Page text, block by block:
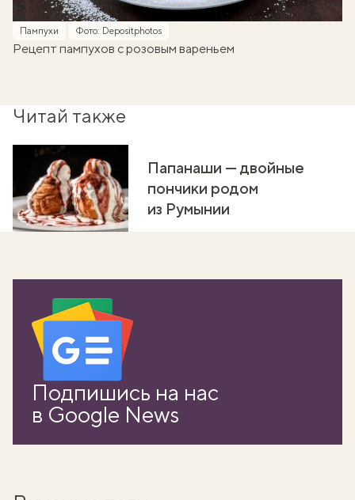
Пампухи Фото: Depositphotos
Рецепт пампухов с розовым вареньем
Читай также
Папанаши — двойные
пончики родом
из Румынии
Подпишись на нас
в Google News